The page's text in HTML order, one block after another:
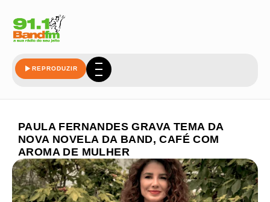
REPRODUZIR
PAULA FERNANDES GRAVA TEMA DA
NOVA NOVELA DA BAND, CAFÉ COM
AROMA DE MULHER